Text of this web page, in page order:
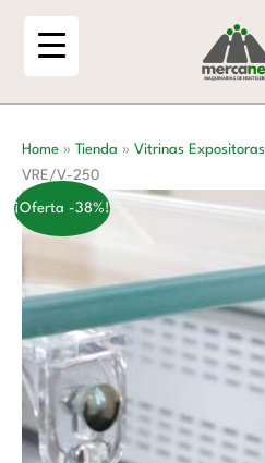
Home » Tienda » Vitrinas Expositoras
VRE/V-250
¡Oferta -38%!
250
cantidad